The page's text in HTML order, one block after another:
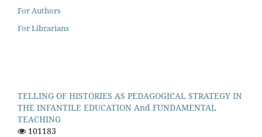
For Authors
For Librarians
TELLING OF HISTORIES AS PEDAGOGICAL STRATEGY IN
THE INFANTILE EDUCATION And FUNDAMENTAL
TEACHING
101183